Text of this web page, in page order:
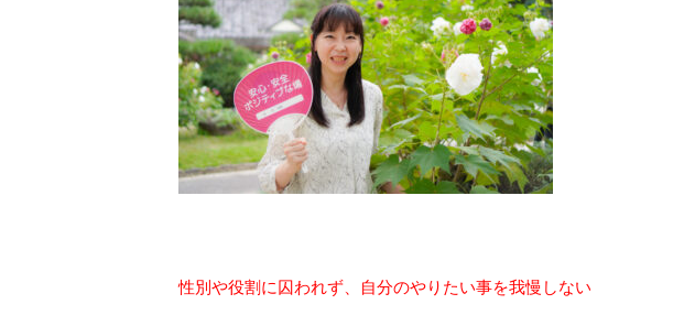
性別や役割に囚われず、自分のやりたい事を我慢しない